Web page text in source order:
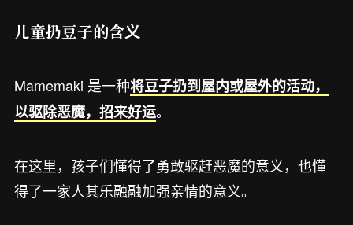
儿童扔豆子的含义
Mamemaki 是一种将豆子扔到屋内或屋外的活动，
以驱除恶魔，招来好运。
在这里，孩子们懂得了勇敢驱赶恶魔的意义，也懂
得了一家人其乐融融加强亲情的意义。